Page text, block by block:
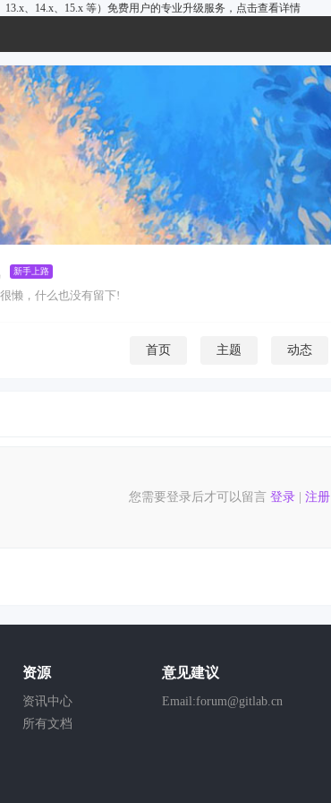
、14.x、15.x 等）免费用户的专业升级服务， 点击查看详情
新手上路
懒，什么也没有留下!
首页 主题 动态
您需要登录后才可以留言 登录 注册
资源
资讯中心
所有文档
意见建议
Email:forum@gitlab.cn